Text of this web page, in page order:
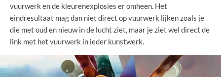
vuurwerk en de kleurenexplosies er omheen. Het
eindresultaat mag dan niet direct op vuurwerk lijken zoals je
die met oud en nieuw in de lucht ziet, maar je ziet wel direct de
link met het vuurwerk in ieder kunstwerk.